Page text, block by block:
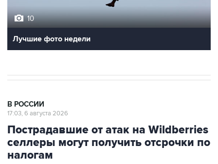
10
Лучшие фото недели
В РОССИИ
17:03, 6 августа 2026
Пострадавшие от атак на Wildberries
селлеры могут получить отсрочки по
налогам